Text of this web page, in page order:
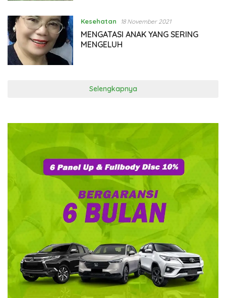
Kesehatan 18 November 2021
MENGATASI ANAK YANG SERING
MENGELUH
Selengkapnya